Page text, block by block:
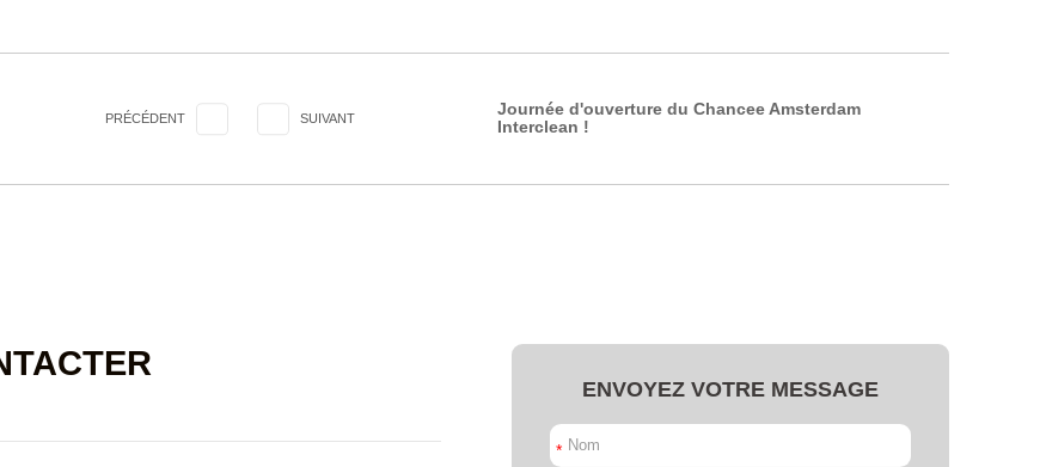
Journée d'ouverture du Chancee Amsterdam
Interclean !
PRÉCÉDENT SUIVANT
ENVOYEZ VOTRE MESSAGE
*